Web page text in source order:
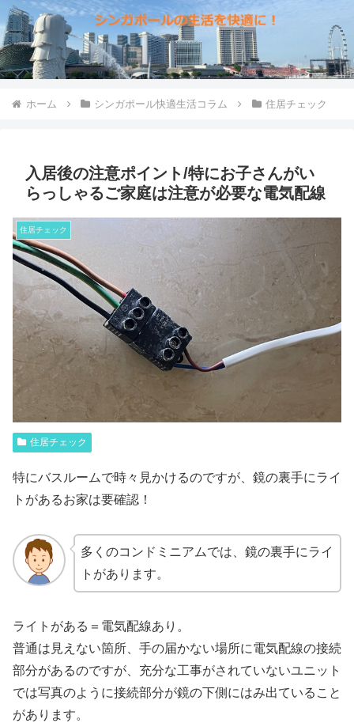
ホーム シンガポール快適生活コラム 住居チェック
入居後の注意ポイント/特にお子さんがい
らっしゃるご家庭は注意が必要な電気配線
住居チェック
住居チェック
特にバスルームで時々見かけるのですが、鏡の裏手にライ
トがあるお家は要確認！
多くのコンドミニアムでは、鏡の裏手にライ
トがあります。
ライトがある＝電気配線あり。
普通は見えない箇所、手の届かない場所に電気配線の接続
部分があるのですが、充分な工事がされていないユニット
では写真のように接続部分が鏡の下側にはみ出ていること
があります。